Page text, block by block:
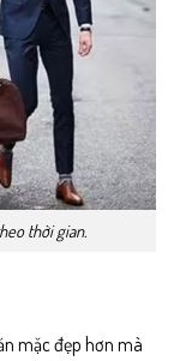
thời gian.
mặc đẹp hơn mà